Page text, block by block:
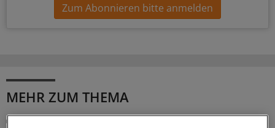
Zum Abonnieren bitte anmelden
MEHR ZUM THEMA
Beitragssatzstabilisierungsgesetz